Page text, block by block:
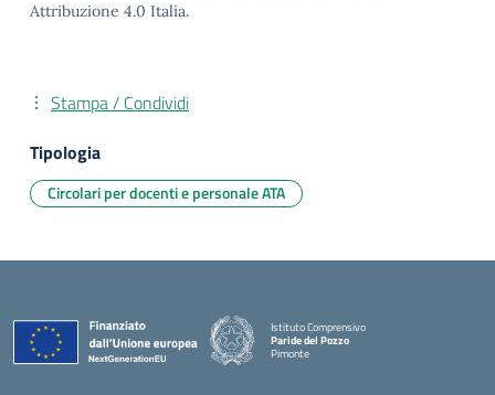
Attribuzione 4.0 Italia.
Stampa / Condividi
Tipologia
Circolari per docenti e personale ATA
Istituto Comprensivo
Paride del Pozzo
Pimonte